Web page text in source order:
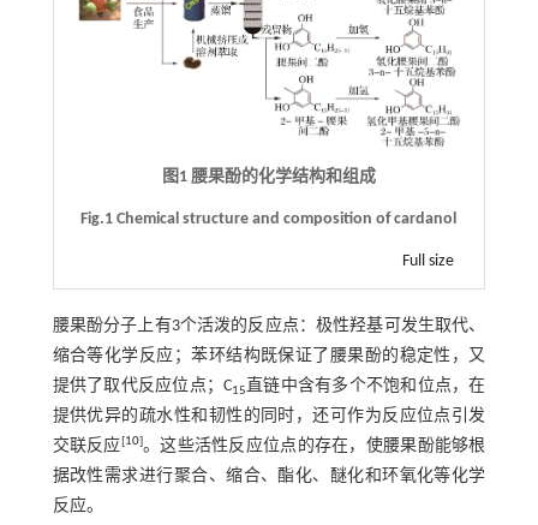
图1 腰果酚的化学结构和组成
Fig.1 Chemical structure and composition of cardanol
Full size
腰果酚分子上有3个活泼的反应点：极性羟基可发生取代、
缩合等化学反应；苯环结构既保证了腰果酚的稳定性，又
提供了取代反应位点；C15直链中含有多个不饱和位点，在
提供优异的疏水性和韧性的同时，还可作为反应位点引发
交联反应[10]。这些活性反应位点的存在，使腰果酚能够根
据改性需求进行聚合、缩合、酯化、醚化和环氧化等化学
反应。